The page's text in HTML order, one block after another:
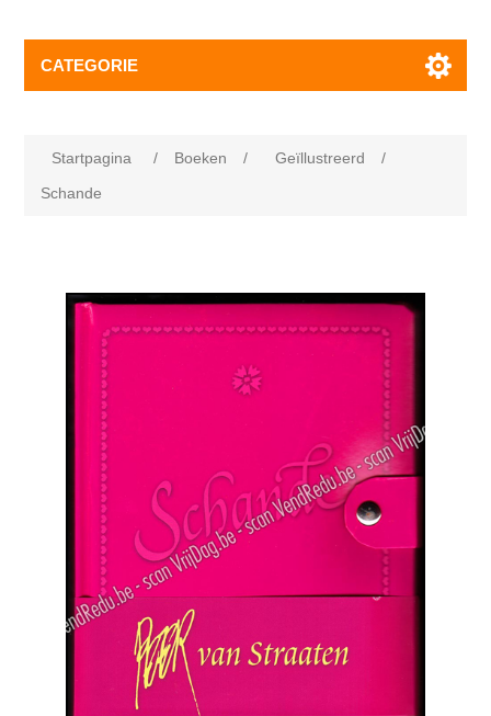
CATEGORIE
Startpagina / Boeken / Geïllustreerd
/
Schande